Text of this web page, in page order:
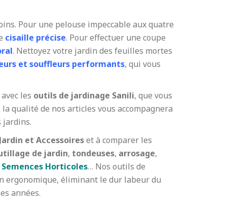
Pour une pelouse impeccable aux quatre
cisaille précise. Pour effectuer une coupe
. Nettoyez votre jardin des feuilles mortes
et souffleurs performants, qui vous
les outils de jardinage Sanili, que vous
la qualité de nos articles vous accompagnera
jardins.
Jardin et Accessoireset à comparer les
de jardin, tondeuses, arrosage,
Horticoles… Nos outils de
ergonomique, éliminant le dur labeur du
années.